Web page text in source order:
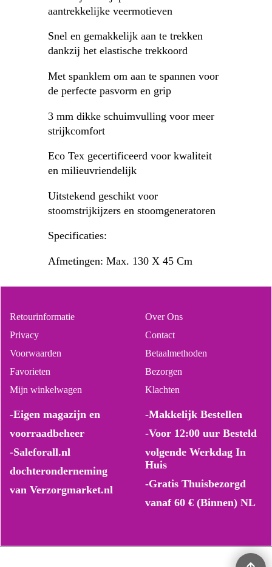
aantrekkelijke veermotieven
Snel en gemakkelijk aan te trekken
dankzij het elastische trekkoord
Met spanklem om aan te spannen voor
de perfecte pasvorm en grip
3 mm dikke schuimvulling voor meer
strijkcomfort
Eco Tex gecertificeerd voor kwaliteit
en milieuvriendelijk
Uitstekend geschikt voor
stoomstrijkijzers en stoomgeneratoren
Specificaties:
Afmetingen: Max. 130 X 45 Cm
Over Ons
Contact
Betaalmethoden
Bezorgen
Klachten
Retourinformatie
Privacy
Voorwaarden
Favorieten
Mijn winkelwagen
-Makkelijk Bestellen
-Voor 12:00 uur Besteld
volgende Werkdag In
Huis
-Gratis Thuisbezorgd
vanaf 60 € (Binnen) NL
-Eigen magazijn en
voorraadbeheer
-Saleforall.nl
dochteronderneming
van Verzorgmarket.nl